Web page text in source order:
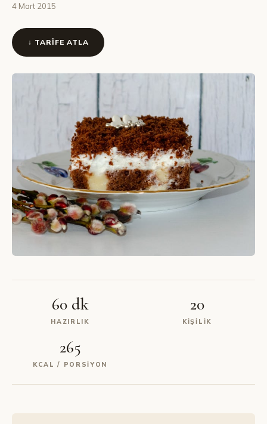
4 Mart 2015
↓ TARIFE ATLA
60 dk
HAZIRLIK
20
KIŞILIK
265
KCAL / PORSIYON